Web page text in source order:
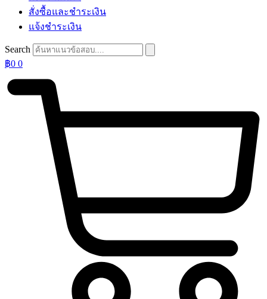
สั่งซื้อและชำระเงิน
แจ้งชำระเงิน
Search
฿0 0